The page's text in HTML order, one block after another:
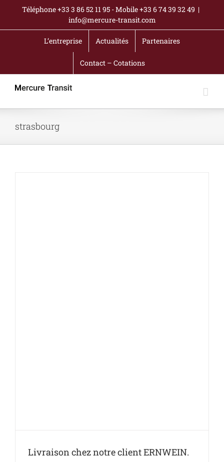
Passer
contenu
Téléphone +33 3 86 52 11 95 - Mobile +33 6 74 39 32 49 |
info@mercure-transit.com
L’entreprise Actualités Partenaires
Contact – Cotations
strasbourg
Livraison chez notre client ERNWEIN.